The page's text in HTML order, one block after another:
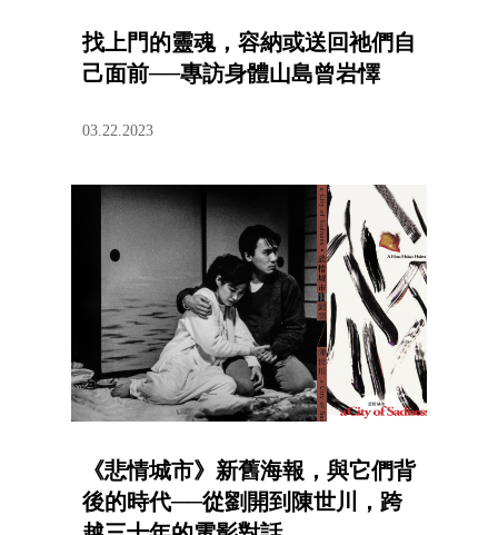
找上門的靈魂，容納或送回祂們自
己面前──專訪身體山島曾岩懌
03.22.2023
《悲情城市》新舊海報，與它們背
後的時代──從劉開到陳世川，跨